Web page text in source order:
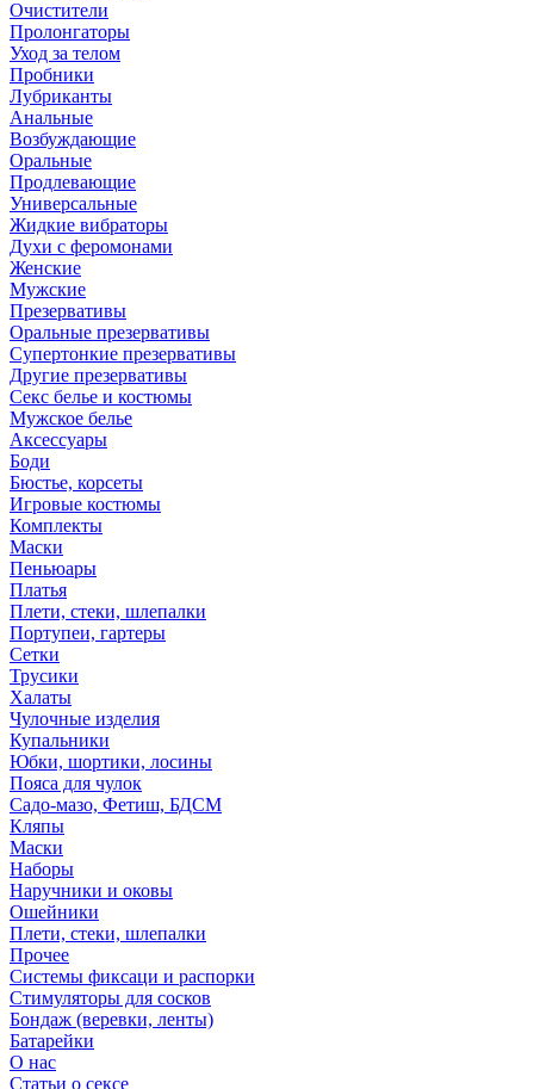
Очистители
Пролонгаторы
Уход за телом
Пробники
Лубриканты
Анальные
Возбуждающие
Оральные
Продлевающие
Универсальные
Жидкие вибраторы
Духи с феромонами
Женские
Мужские
Презервативы
Оральные презервативы
Супертонкие презервативы
Другие презервативы
Секс белье и костюмы
Мужское белье
Аксессуары
Боди
Бюстье, корсеты
Игровые костюмы
Комплекты
Маски
Пеньюары
Платья
Плети, стеки, шлепалки
Портупеи, гартеры
Сетки
Трусики
Халаты
Чулочные изделия
Купальники
Юбки, шортики, лосины
Пояса для чулок
Садо-мазо, Фетиш, БДСМ
Кляпы
Маски
Наборы
Наручники и оковы
Ошейники
Плети, стеки, шлепалки
Прочее
Системы фиксаци и распорки
Стимуляторы для сосков
Бондаж (веревки, ленты)
Батарейки
О нас
Статьи о сексе